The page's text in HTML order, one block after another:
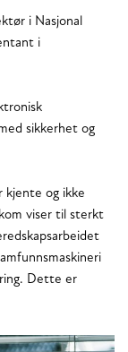
i Nasjonal
i
sikkerhet og
kjente og ikke
viser til sterkt
Dette er